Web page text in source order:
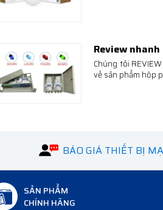
Review
Chúng tôi
về sản phẩm hộp
BÁO GIÁ THIẾT BỊ
SẢN PHẨM
CHÍNH HÃNG